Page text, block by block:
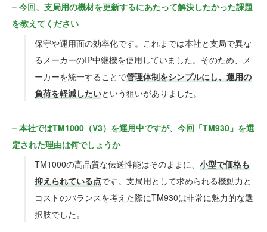
– 今回、支局用の機材を更新するにあたって解決したかった課題
を教えてください
保守や運用面の効率化です。これまでは本社と支局で異な
るメーカーのIP中継機を使用していました。そのため、メ
ーカーを統一することで管理体制をシンプルにし、運用の
負荷を軽減したいという狙いがありました。
– 本社ではTM1000（V3）を運用中ですが、今回「TM930」を選
定された理由は何でしょうか
TM1000の高品質な伝送性能はそのままに、 小型で価格も
抑えられている点です。支局用として求められる機動力と
コストのバランスを考えた際にTM930は非常に魅力的な選
択肢でした。